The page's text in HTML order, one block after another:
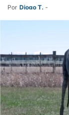
Por Diogo T. -